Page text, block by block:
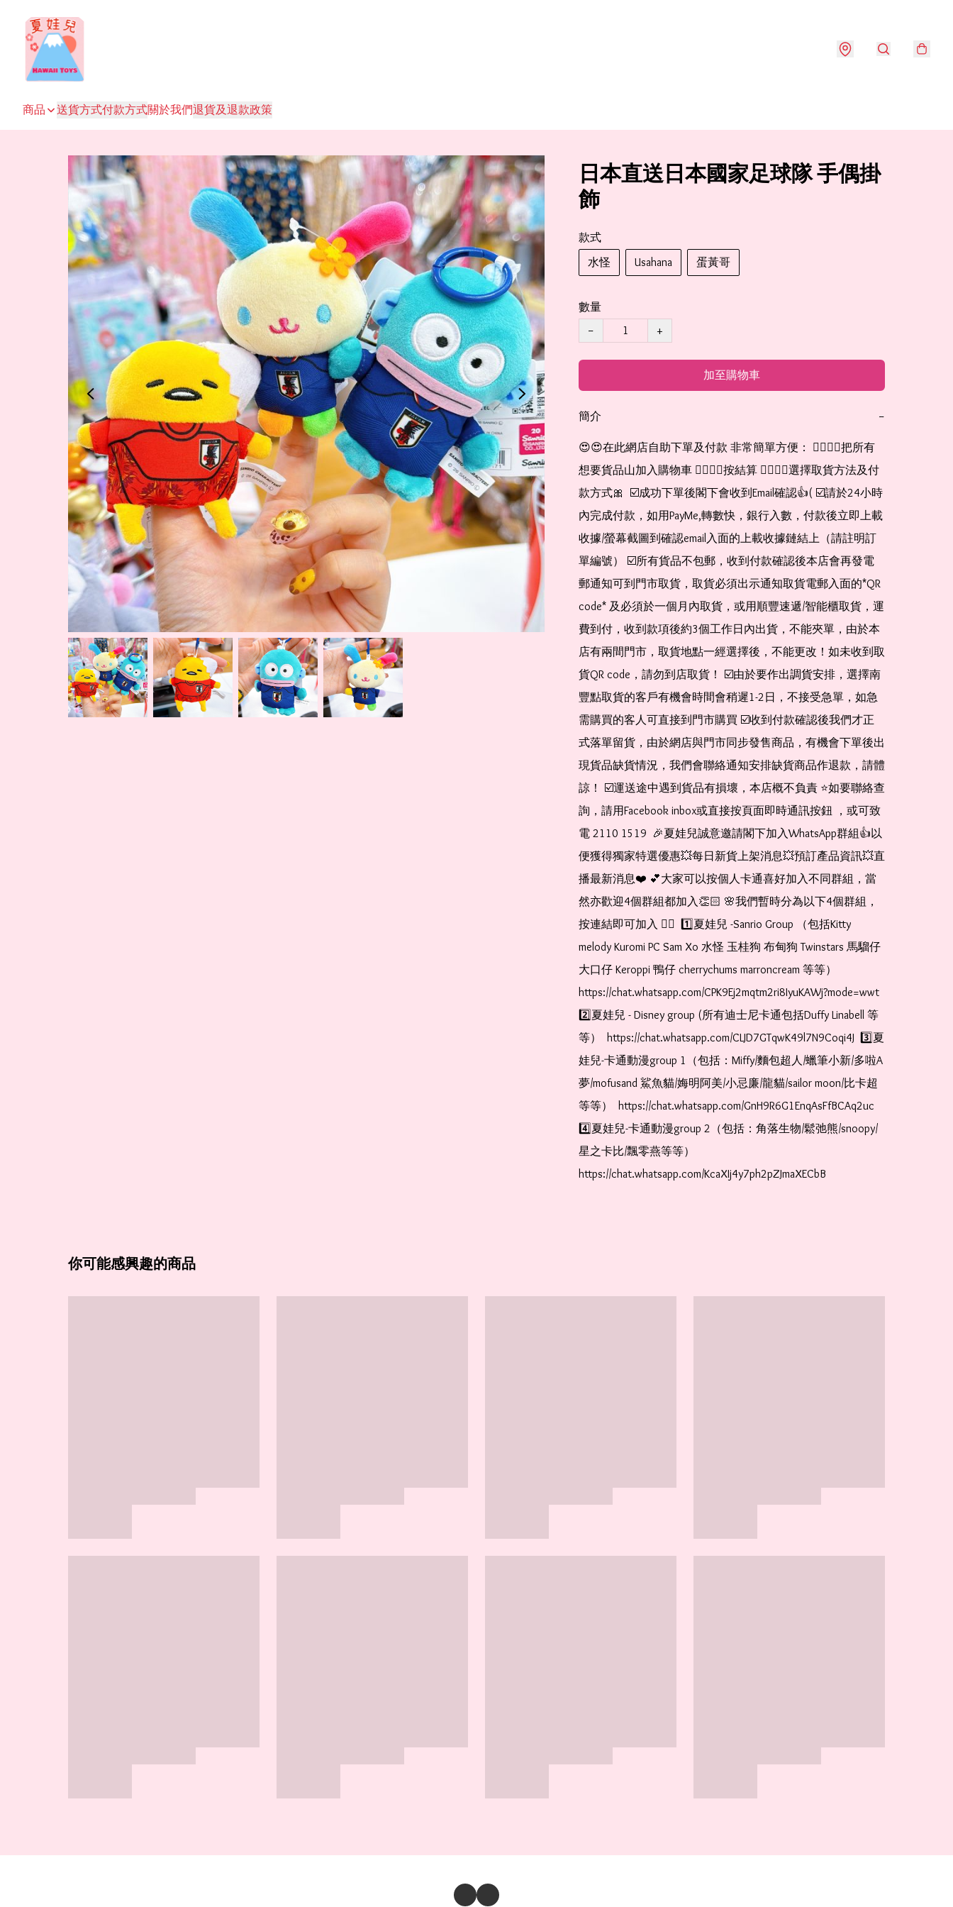
商品 送貨方式付款方式關於我們退貨及退款政策
日本直送日本國家足球隊 手偶掛
飾
款式
水怪
Usahana 蛋黃哥
數量
−
+
加至購物車
簡介 −
😍😍在此網店自助下單及付款 非常簡單方便： 👉🏻👉🏻把所有
想要貨品山加入購物車 👉🏻👉🏻按結算 👉🏻👉🏻選擇取貨方法及付
款方式🎀  ☑️成功下單後閣下會收到Email確認👍( ☑️請於24小時
內完成付款，如用PayMe,轉數快，銀行入數，付款後立即上載
收據/螢幕截圖到確認email入面的上載收據鏈結上（請註明訂
單編號） ☑️所有貨品不包郵，收到付款確認後本店會再發電
郵通知可到門市取貨，取貨必須出示通知取貨電郵入面的*QR
code* 及必須於一個月內取貨，或用順豐速遞/智能櫃取貨，運
費到付，收到款項後約3個工作日內出貨，不能夾單，由於本
店有兩間門市，取貨地點一經選擇後，不能更改！如未收到取
貨QR code，請勿到店取貨！ ☑️由於要作出調貨安排，選擇南
豐點取貨的客戶有機會時間會稍遲1-2日，不接受急單，如急
需購買的客人可直接到門市購買 ☑️收到付款確認後我們才正
式落單留貨，由於網店與門市同步發售商品，有機會下單後出
現貨品缺貨情況，我們會聯絡通知安排缺貨商品作退款，請體
諒！ ☑️運送途中遇到貨品有損壞，本店概不負責 ⭐️如要聯絡查
詢，請用Facebook inbox或直接按頁面即時通訊按鈕 ，或可致
電 2110 1519  🎉夏娃兒誠意邀請閣下加入WhatsApp群組👍以
便獲得獨家特選優惠💥每日新貨上架消息💥預訂產品資訊💥直
播最新消息❤️ 💕大家可以按個人卡通喜好加入不同群組，當
然亦歡迎4個群組都加入👏🏻 🌸我們暫時分為以下4個群組，
按連結即可加入 👇🏻  1️⃣夏娃兒 -Sanrio Group （包括Kitty
melody Kuromi PC Sam Xo 水怪 玉桂狗 布甸狗 Twinstars 馬騮仔
大口仔 Keroppi 鴨仔 cherrychums marroncream 等等）
https://chat.whatsapp.com/CPK9Ej2mqtm2ri8IyuKAWj?mode=wwt
2️⃣夏娃兒 - Disney group (所有迪士尼卡通包括Duffy Linabell 等
等）  https://chat.whatsapp.com/CLJD7GTqwK49l7N9Coqi4J  3️⃣夏
娃兒-卡通動漫group 1（包括：Miffy/麵包超人/蠟筆小新/多啦A
夢/mofusand 鯊魚貓/娒明阿美/小忌廉/龍貓/sailor moon/比卡超
等等）  https://chat.whatsapp.com/GnH9R6G1EnqAsFfBCAq2uc
4️⃣夏娃兒-卡通動漫group 2（包括：角落生物/鬆弛熊/snoopy/
星之卡比/飄零燕等等）
https://chat.whatsapp.com/KcaXIj4y7ph2pZJmaXECbB
你可能感興趣的商品